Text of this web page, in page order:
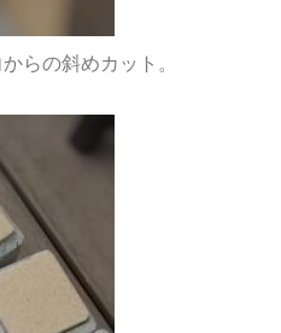
らの斜めカット。